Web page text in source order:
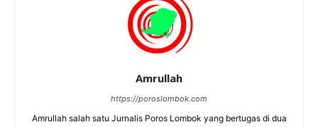
Amrullah
https://poroslombok.com
Amrullah salah satu Jurnalis Poros Lombok yang bertugas di dua